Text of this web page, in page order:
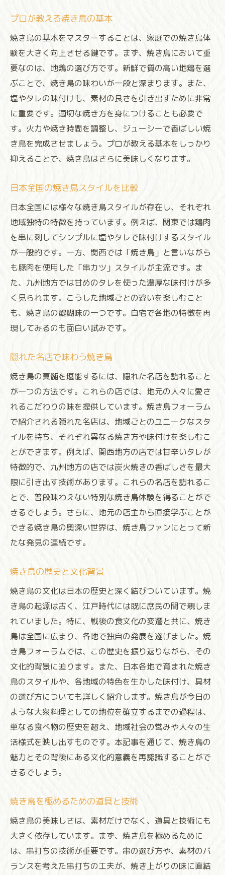
地鶏の品質を見分けるポイント
焼き鳥に適した地鶏の種類
プロが語る地鶏の下ごしらえ方法
焼き方で変わる焼き鳥の味わい
美味しさを引き出す焼き技法
フォーラムで学んだ地鶏の新知識
焼き鳥フォーラムで語られる奥深い味わいの秘
密
味の決め手となるタレの種類
焼き鳥の香ばしさを引き立てる技
フォーラムでの味比べ体験談
プロが語る焼き鳥の調味料選び
焼き鳥の風味を最大限に活かす方法
焼き鳥をもっと楽しむためのプロのアドバイス
焼き鳥に合う飲み物の提案
焼き鳥と一緒に楽しむサイドメニュー
フォーラムで紹介された新しい焼き鳥スタ
プロのおすすめ焼き鳥レシピ
焼き鳥を楽しむイベント情報
フォーラムで学ぶ焼き鳥の新たな一面と楽しみ
方
地元で発見！新しい焼き鳥体験
焼き鳥の健康効果と栄養素
フォーラムで紹介された地域限定焼き鳥
焼き鳥の新しい食べ方の提案
焼き鳥の未来を考える
焼き鳥を通じた人々の交流
焼き鳥の魅力地鶏の選び方から焼き方まで
地鶏の特徴と焼き鳥への影響
焼き方の違いがもたらす味の変化
焼き鳥の魅力を引き出す素材の選び方
プロが実践する焼き鳥のこだわり
フォーラムでの実演とその効果
焼き鳥に対する新しい理解
フォーラムで明かされる焼き鳥の奥深い味わい
秘伝のたれの作り方とその歴史
焼き鳥の香りを楽しむテクニック
プロが愛用する焼き鳥のスパイス
焼き鳥の味を左右する要素
フォーラムで学んだ味の深め方
焼き鳥の美味しさを引き立てる付け合わせ
焼き鳥フォーラムで発見する新しい楽しみ方
地域別焼き鳥の楽しみ方ガイド
フォーラムで共有された焼き鳥の物語
焼き鳥と音楽の融合イベント
家族で楽しむ焼き鳥の新たな可能性
焼き鳥を通じた地域振興活動
プロが教える焼き鳥の基本
焼き鳥の基本をマスターすることは、家庭での焼き鳥体
験を大きく向上させる鍵です。まず、焼き鳥において重
要なのは、地鶏の選び方です。新鮮で質の高い地鶏を選
ぶことで、焼き鳥の味わいが一段と深まります。また、
塩やタレの味付けも、素材の良さを引き出すために非常
に重要です。適切な焼き方を身につけることも必要で
す。火力や焼き時間を調整し、ジューシーで香ばしい焼
き鳥を完成させましょう。プロが教える基本をしっかり
抑えることで、焼き鳥はさらに美味しくなります。
日本全国の焼き鳥スタイルを比較
日本全国には様々な焼き鳥スタイルが存在し、それぞれ
地域独特の特徴を持っています。例えば、関東では鶏肉
を串に刺してシンプルに塩やタレで味付けするスタイル
が一般的です。一方、関西では「焼き鳥」と言いながら
も豚肉を使用した「串カツ」スタイルが主流です。ま
た、九州地方では甘めのタレを使った濃厚な味付けが多
く見られます。こうした地域ごとの違いを楽しむこと
も、焼き鳥の醍醐味の一つです。自宅で各地の特徴を再
現してみるのも面白い試みです。
隠れた名店で味わう焼き鳥
焼き鳥の真髄を堪能するには、隠れた名店を訪れること
が一つの方法です。これらの店では、地元の人々に愛さ
れるこだわりの味を提供しています。焼き鳥フォーラム
で紹介される隠れた名店は、地域ごとのユニークなスタ
イルを持ち、それぞれ異なる焼き方や味付けを楽しむこ
とができます。例えば、関西地方の店では甘辛いタレが
特徴的で、九州地方の店では炭火焼きの香ばしさを最大
限に引き出す技術があります。これらの名店を訪れるこ
とで、普段味わえない特別な焼き鳥体験を得ることがで
きるでしょう。さらに、地元の店主から直接学ぶことが
できる焼き鳥の奥深い世界は、焼き鳥ファンにとって新
たな発見の連続です。
焼き鳥の歴史と文化背景
焼き鳥の文化は日本の歴史と深く結びついています。焼
き鳥の起源は古く、江戸時代には既に庶民の間で親しま
れていました。特に、戦後の食文化の変遷と共に、焼き
鳥は全国に広まり、各地で独自の発展を遂げました。焼
き鳥フォーラムでは、この歴史を振り返りながら、その
文化的背景に迫ります。また、日本各地で育まれた焼き
鳥のスタイルや、各地域の特色を生かした味付け、具材
の選び方についても詳しく紹介します。焼き鳥が今日の
ような大衆料理としての地位を確立するまでの過程は、
単なる食べ物の歴史を超え、地域社会の営みや人々の生
活様式を映し出すものです。本記事を通じて、焼き鳥の
魅力とその背後にある文化的意義を再認識することがで
きるでしょう。
焼き鳥を極めるための道具と技術
焼き鳥の美味しさは、素材だけでなく、道具と技術にも
大きく依存しています。まず、焼き鳥を極めるために
は、串打ちの技術が重要です。串の選び方や、素材のバ
ランスを考えた串打ちの工夫が、焼き上がりの味に直結